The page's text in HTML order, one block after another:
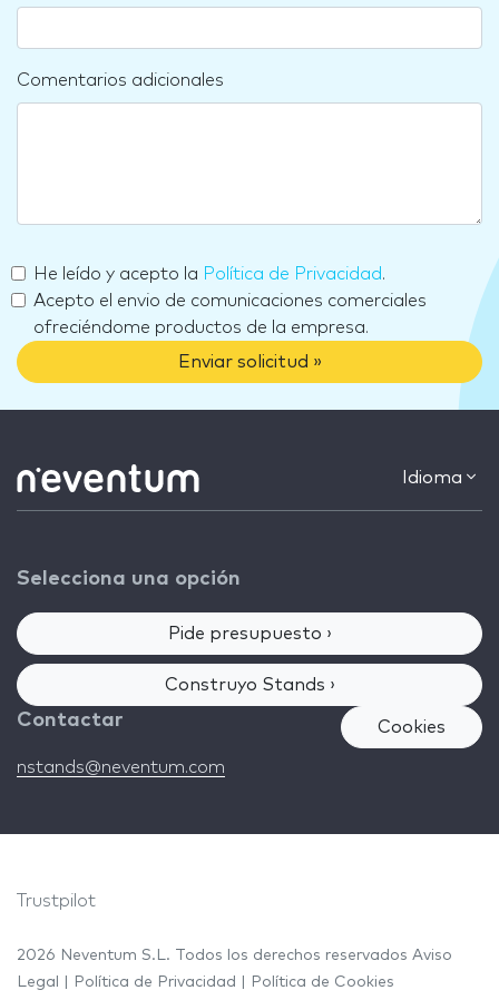
Comentarios adicionales
He leído y acepto la Política de Privacidad.
Acepto el envio de comunicaciones comerciales
ofreciéndome productos de la empresa.
Enviar solicitud »
Idioma
Selecciona una opción
Pide presupuesto ›
Construyo Stands ›
Contactar
nstands@neventum.com
Cookies
Trustpilot
2026 Neventum S.L. Todos los derechos reservados Aviso
Legal
Política de Privacidad Política de Cookies